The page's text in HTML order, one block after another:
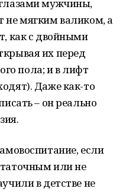
мужчины,
не мягким валиком, а
как с двойными
их перед
пола; и в лифт
Даже как-то
– он реально
если
или не
в детстве не